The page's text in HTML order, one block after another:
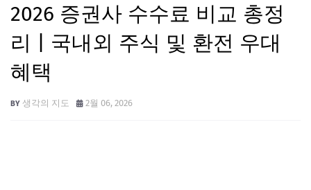
2026 증권사 수수료 비교 총정
리 | 국내외 주식 및 환전 우대
혜택
생각의 지도 2월 06, 2026